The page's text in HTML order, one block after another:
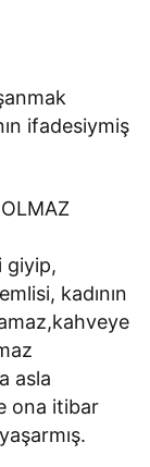
ifadesiymiş
giyip,
kadının
asla
ona itibar